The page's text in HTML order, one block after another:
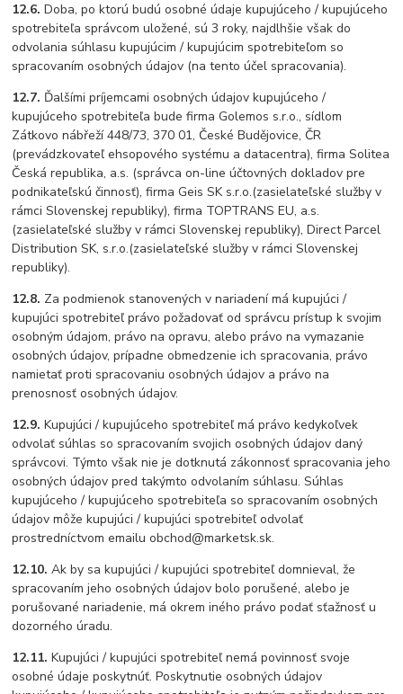
12.6. Doba, po ktorú budú osobné údaje kupujúceho / kupujúceho
spotrebiteľa správcom uložené, sú 3 roky, najdlhšie však do
odvolania súhlasu kupujúcim / kupujúcim spotrebiteľom so
spracovaním osobných údajov (na tento účel spracovania).
12.7. Ďalšími príjemcami osobných údajov kupujúceho /
kupujúceho spotrebiteľa bude firma Golemos s.r.o., sídlom
Zátkovo nábřeží 448/73, 370 01, České Budějovice, ČR
(prevádzkovateľ ehsopového systému a datacentra), firma Solitea
Česká republika, a.s. (správca on-line účtovných dokladov pre
podnikateľskú činnosť), firma Geis SK s.r.o.(zasielateľské služby v
rámci Slovenskej republiky), firma TOPTRANS EU, a.s.
(zasielateľské služby v rámci Slovenskej republiky), Direct Parcel
Distribution SK, s.r.o.(zasielateľské služby v rámci Slovenskej
republiky).
12.8. Za podmienok stanovených v nariadení má kupujúci /
kupujúci spotrebiteľ právo požadovať od správcu prístup k svojim
osobným údajom, právo na opravu, alebo právo na vymazanie
osobných údajov, prípadne obmedzenie ich spracovania, právo
namietať proti spracovaniu osobných údajov a právo na
prenosnosť osobných údajov.
12.9. Kupujúci / kupujúceho spotrebiteľ má právo kedykoľvek
odvolať súhlas so spracovaním svojich osobných údajov daný
správcovi. Týmto však nie je dotknutá zákonnosť spracovania jeho
osobných údajov pred takýmto odvolaním súhlasu. Súhlas
kupujúceho / kupujúceho spotrebiteľa so spracovaním osobných
údajov môže kupujúci / kupujúci spotrebiteľ odvolať
prostredníctvom emailuobchod@marketsk.sk.
12.10. Ak by sa kupujúci / kupujúci spotrebiteľ domnieval, že
spracovaním jeho osobných údajov bolo porušené, alebo je
porušované nariadenie, má okrem iného právo podať sťažnosť u
dozorného úradu.
12.11. Kupujúci / kupujúci spotrebiteľ nemá povinnosť svoje
osobné údaje poskytnúť. Poskytnutie osobných údajov